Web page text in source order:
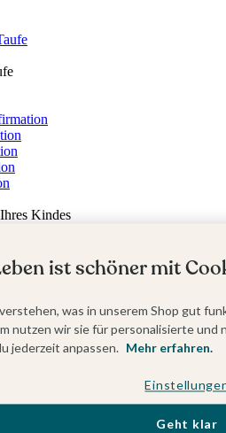
Kindes
ist schöner mit
was in unserem Shop gut
nutzen wir sie für personalisierte
jederzeit anpassen. Mehr erfahren.
Geht klar